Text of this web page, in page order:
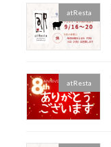
atResta
atResta